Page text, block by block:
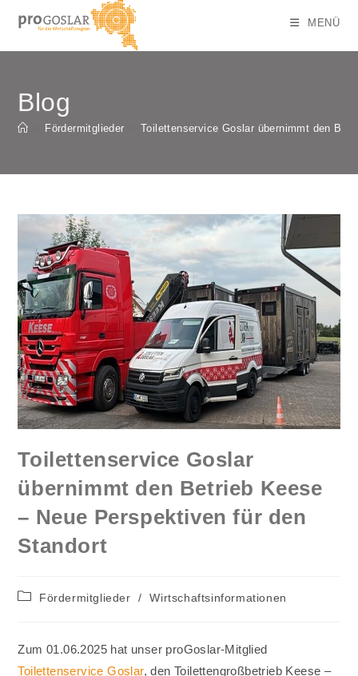
Inhalt
springen
MENÜ
Blog
Fördermitglieder Toilettenservice Goslar übernimmt den
Toilettenservice Goslar
übernimmt den Betrieb Keese
– Neue Perspektiven für den
Standort
Beitrags-
Fördermitglieder / Wirtschaftsinformationen
Zum 01.06.2025 hat unser proGoslar-Mitglied
Toilettenservice Goslar, den Toilettengroßbetrieb Keese –